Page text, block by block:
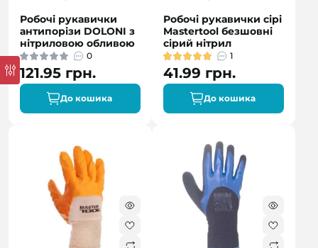
Робочі рукавички
антипорізи DOLONI з
нітриловою обливою
0
121.95 грн.
До кошика
Робочі рукавички сірі
Mastertool безшовні
сірий нітрил
1
41.99 грн.
До кошика